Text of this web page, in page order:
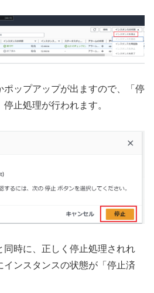
ポップアップが出ますので、「停
止処理が行われます。
同時に、正しく停止処理されれ
インスタンスの状態が「停止済